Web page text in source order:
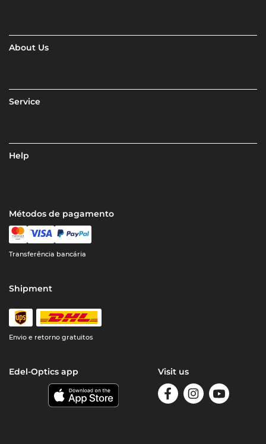
About Us
Service
Help
Métodos de pagamento
Transferência bancária
Shipment
Envio e retorno gratuitos
Edel-Optics app Visit us